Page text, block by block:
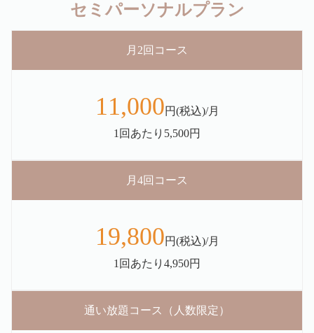
セミパーソナルプラン
月2回コース
11,000円(税込)/月
1回あたり5,500円
月4回コース
19,800円(税込)/月
1回あたり4,950円
通い放題コース（人数限定）